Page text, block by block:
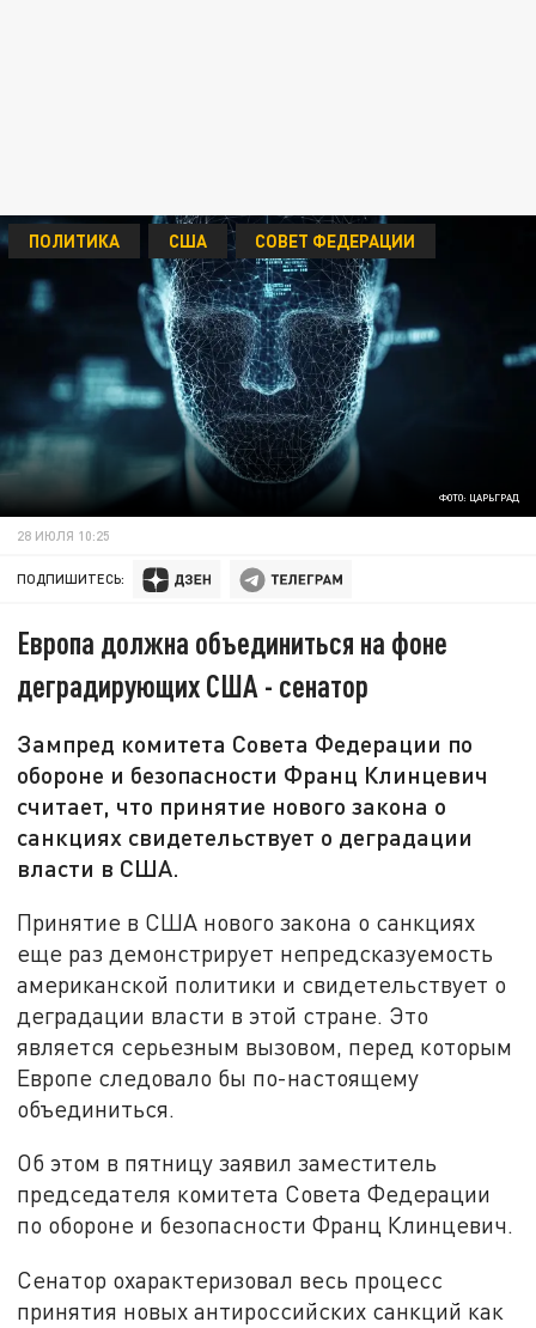
ФОТО: ЦАРЬГРАД
ПОЛИТИКА США СОВЕТ ФЕДЕРАЦИИ
28 ИЮЛЯ 10:25
ПОДПИШИТЕСЬ:
Европа должна объединиться на фоне
деградирующих США - сенатор
Зампред комитета Совета Федерации по
обороне и безопасности Франц Клинцевич
считает, что принятие нового закона о
санкциях свидетельствует о деградации
власти в США.
Принятие в США нового закона о санкциях
еще раз демонстрирует непредсказуемость
американской политики и свидетельствует о
деградации власти в этой стране. Это
является серьезным вызовом, перед которым
Европе следовало бы по-настоящему
объединиться.
Об этом в пятницу заявил заместитель
председателя комитета Совета Федерации
по обороне и безопасности Франц Клинцевич.
Сенатор охарактеризовал весь процесс
принятия новых антироссийских санкций как